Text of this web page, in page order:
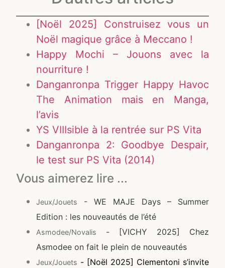
[Noël 2025] Construisez vous un
Noël magique grâce à Meccano !
Happy Mochi – Jouons avec la
nourriture !
Danganronpa Trigger Happy Havoc
The Animation mais en Manga,
l’avis
YS VIIIsible à la rentrée sur PS Vita
Danganronpa 2: Goodbye Despair,
le test sur PS Vita (2014)
Vous aimerez lire ...
Jeux/Jouets
- WE MAJE Days – Summer
Edition : les nouveautés de l’été
Asmodee/Novalis
- [VICHY 2025] Chez
Asmodee on fait le plein de nouveautés
Jeux/Jouets - [Noël 2025] Clementoni s’invite